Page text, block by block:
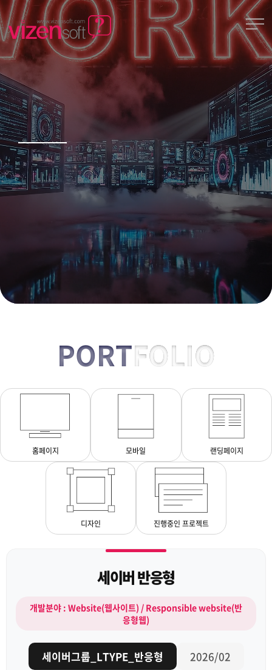
PORTFOLIO
홈페이지 모바일 랜딩페이지
디자인 진행중인 프로젝트
세이버 반응형
개발분야 : Website(웹사이트) / Responsible website(반
응형웹)
세이버그룹_LTYPE_반응형 2026/02